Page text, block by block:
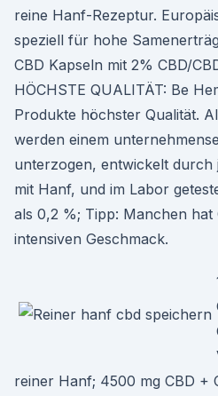
reine Hanf-Rezeptur.
speziell für hohe
CBD Kapseln mit 2% CBD/
HÖCHSTE QUALITÄT: Be
Produkte höchster Qualität.
werden einem
unterzogen, entwickelt durch
mit Hanf, und im Labor
als 0,2 %; Tipp: Manchen hat
intensiven Geschmack.
reiner Hanf; 4500 mg CBD +